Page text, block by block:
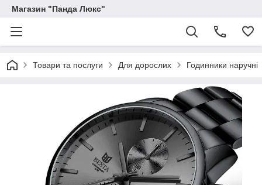
Магазин "Панда Люкс"
Товари та послуги Для дорослих Годинники наручні